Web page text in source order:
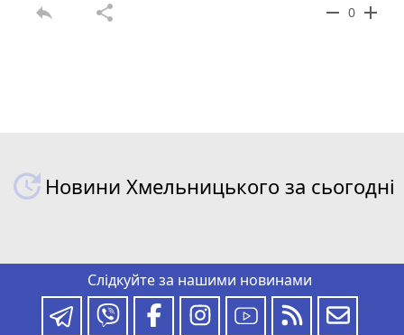
reply share remove 0 add
Новини Хмельницького за сьогодні
Слідкуйте за нашими новинами